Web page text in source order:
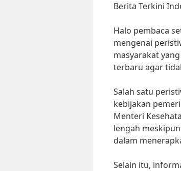
Berita Terkini
Halo pembaca
mengenai
masyarakat
terbaru agar
Salah satu
kebijakan
Menteri
lengah
dalam
Selain itu,